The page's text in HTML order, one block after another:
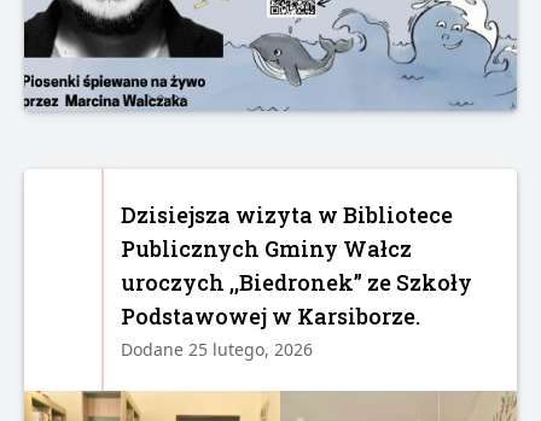
Dzisiejsza wizyta w Bibliotece
Publicznych Gminy Wałcz
uroczych ,,Biedronek” ze Szkoły
Podstawowej w Karsiborze.
Dodane 25 lutego, 2026